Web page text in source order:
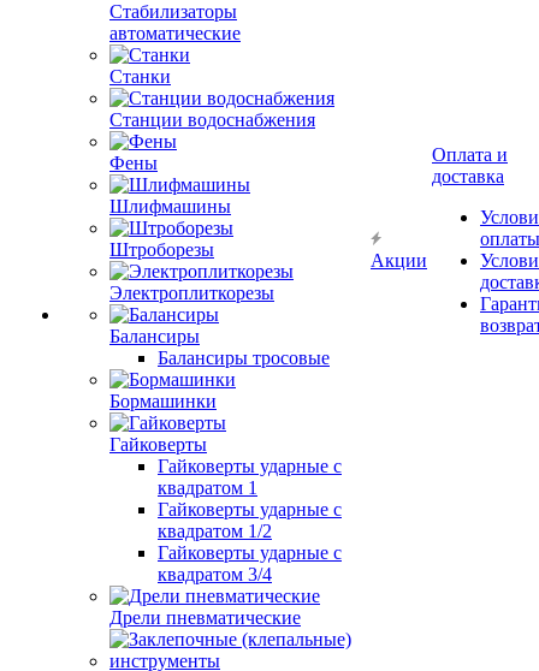
Стабилизаторы
автоматические
Станки
Станции водоснабжения
Фены
Шлифмашины
Штроборезы
Электроплиткорезы
Балансиры
Балансиры тросовые
Бормашинки
Гайковерты
Гайковерты ударные с
квадратом 1
Гайковерты ударные с
квадратом 1/2
Гайковерты ударные с
квадратом 3/4
Дрели пневматические
Акции
Оплата и
доставка
оплаты